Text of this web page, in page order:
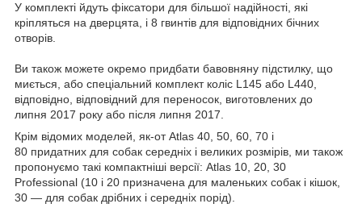
У комплекті йдуть фіксатори для більшої надійності, які
кріпляться на дверцята, і 8 гвинтів для відповідних бічних
отворів.
Ви також можете окремо придбати бавовняну підстилку, що
миється, або спеціальний комплект коліс L145 або L440,
відповідно, відповідний для переносок, виготовлених до
липня 2017 року або після липня 2017.
Крім відомих моделей, як-от Atlas 40, 50, 60, 70 і
80 придатних для собак середніх і великих розмірів, ми також
пропонуємо такі компактніші версії: Atlas 10, 20, 30
Professional (10 і 20 призначена для маленьких собак і кішок,
30 — для собак дрібних і середніх порід).